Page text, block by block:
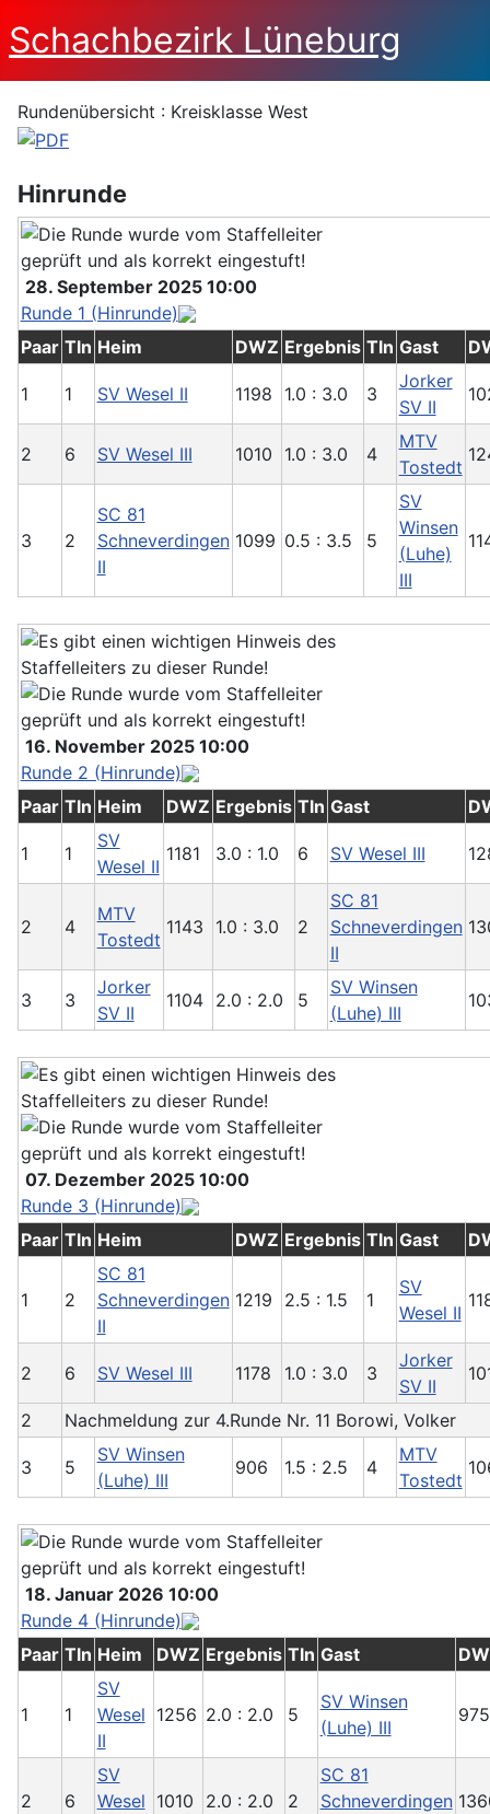
Schachbezirk Lüneburg
Rundenübersicht : Kreisklasse West
Hinrunde
28. September 2025 10:00
Runde 1 (Hinrunde)
Paar Tln Heim DWZ Ergebnis Tln Gast
1 1 SV Wesel II 1198 1.0 : 3.0 3
Jorker
SV II
2 6 SV Wesel III 1010 1.0 : 3.0 4
MTV
Tostedt
3 2
SC 81
Schneverdingen
II
1099 0.5 : 3.5 5
SV
Winsen
(Luhe)
III
16. November 2025 10:00
Runde 2 (Hinrunde)
Paar Tln Heim DWZ Ergebnis Tln Gast
1 1
SV
Wesel II
1181 3.0 : 1.0 6 SV Wesel III
2 4
MTV
Tostedt
1143 1.0 : 3.0 2
SC 81
Schneverdingen
II
3 3
Jorker
SV II
1104 2.0 : 2.0 5
SV Winsen
(Luhe) III
07. Dezember 2025 10:00
Runde 3 (Hinrunde)
Paar Tln Heim DWZ Ergebnis Tln Gast
1 2
SC 81
Schneverdingen
II
1219 2.5 : 1.5 1
SV
Wesel II
2 6 SV Wesel III 1178 1.0 : 3.0 3
Jorker
SV II
2 Nachmeldung zur 4.Runde Nr. 11 Borowi, Volker
3 5
SV Winsen
(Luhe) III
906 1.5 : 2.5 4
MTV
Tostedt
18. Januar 2026 10:00
Runde 4 (Hinrunde)
Paar Tln Heim DWZ Ergebnis Tln Gast
1 1
SV
Wesel
II
1256 2.0 : 2.0 5
SV Winsen
(Luhe) III
975
2 6
SV
Wesel 1010 2.0 : 2.0 2
SC 81
Schneverdingen